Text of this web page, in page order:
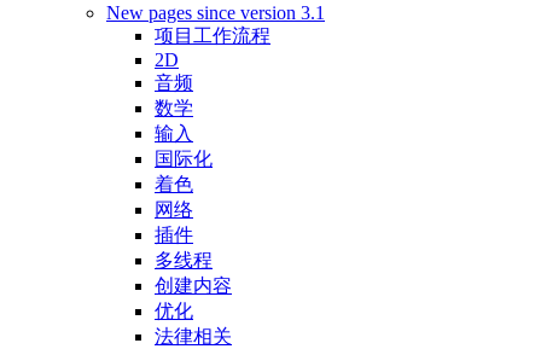
New pages since version 3.1
项目工作流程
2D
音频
数学
输入
国际化
着色
网络
插件
多线程
创建内容
优化
法律相关